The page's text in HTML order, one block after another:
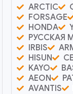
ARCTIC
FORSAGE
HONDA
РУССКАЯ
IRBIS
HISUN
KAYO
AEON
AVANTIS